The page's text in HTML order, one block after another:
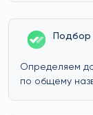
Подбор
Определяем
по общему